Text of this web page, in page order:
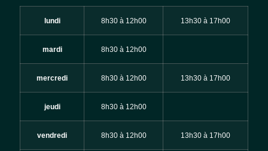
lundi 8h30 à 12h00 13h30 à 17h00
mardi 8h30 à 12h00
mercredi 8h30 à 12h00 13h30 à 17h00
jeudi 8h30 à 12h00
vendredi 8h30 à 12h00 13h30 à 17h00